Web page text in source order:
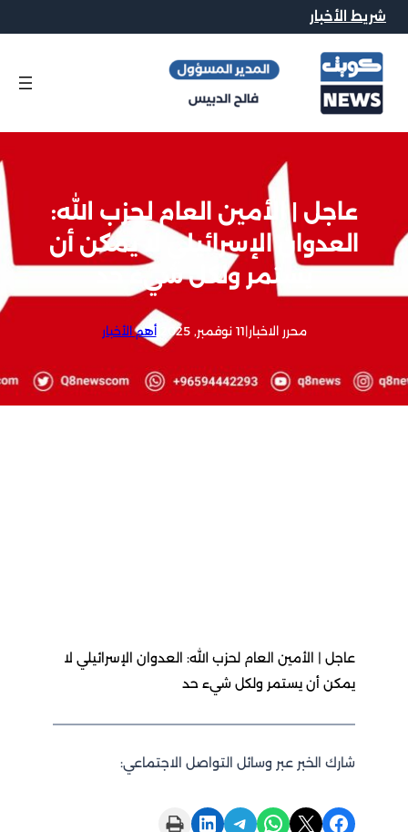
شريط الأخبار
عاجل | الأمين العام لحزب الله:
العدوان الإسرائيلي لا يمكن أن
يستمر ولكل شيء حد
محرر الاخبار|11 نوفمبر, 2025 |أهم الأخبار
عاجل | الأمين العام لحزب الله: العدوان الإسرائيلي لا
يمكن أن يستمر ولكل شيء حد
شارك الخبر عبر وسائل التواصل الاجتماعي:
Share on Facebook
Share on X
Share on WhatsApp
Share on Telegram
Share on LinkedIn
Print this Page